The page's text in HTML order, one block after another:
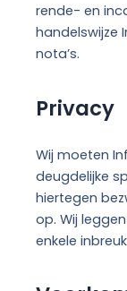
rende- en
handelswijze
nota’s.
Privacy
Wij moeten
deugdelijke
hiertegen
op. Wij
enkele